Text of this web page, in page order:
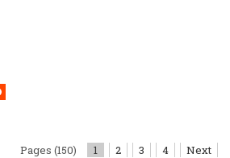
Pages (150) 1 2 3 4 Next